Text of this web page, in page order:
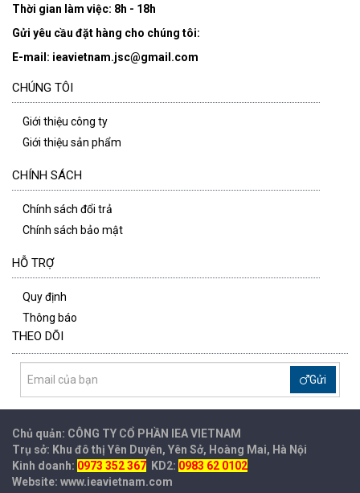
Thời gian làm việc: 8h - 18h
Gửi yêu cầu đặt hàng cho chúng tôi:
E-mail: ieavietnam.jsc@gmail.com
CHÚNG TÔI
Giới thiệu công ty
Giới thiệu sản phẩm
CHÍNH SÁCH
Chính sách đổi trả
Chính sách bảo mật
HỖ TRỢ
Quy định
Thông báo
THEO DÕI
Gửi
Chủ quản: CÔNG TY CỔ PHẦN IEAVIETNAM
Trụ sở: Khu đô thị Yên Duyên, Yên Sở, Hoàng Mai, Hà Nội
Kinh doanh: 0973 352 367 KD2: 0983 62 0102
Website: www.ieavietnam.com